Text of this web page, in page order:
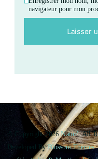
navigateur pour mon
© Copyright 2026Natur'. All
Developed ByBlossom Themes.